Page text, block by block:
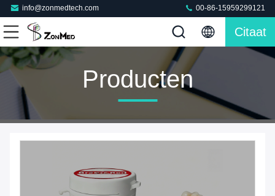
info@zonmedtech.com 00-86-15959299121
Citaat
Producten